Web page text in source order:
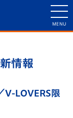
情報
V-LOVERS限